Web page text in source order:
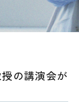
の講演会が